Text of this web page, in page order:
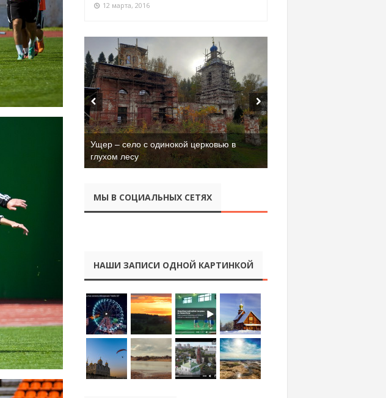
12 марта, 2016
Ущер – село с одинокой церковью в
глухом лесу
МЫ В СОЦИАЛЬНЫХ СЕТЯХ
НАШИ ЗАПИСИ ОДНОЙ КАРТИНКОЙ